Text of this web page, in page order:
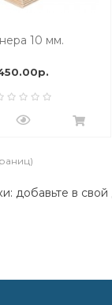
10 мм.
добавьте в свой